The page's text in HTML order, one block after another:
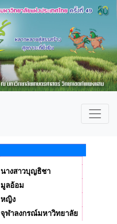
นางสาวบุญธิชา
มูลอ้อม
หญิง
จุฬาลงกรณ์มหาวิทยาลัย